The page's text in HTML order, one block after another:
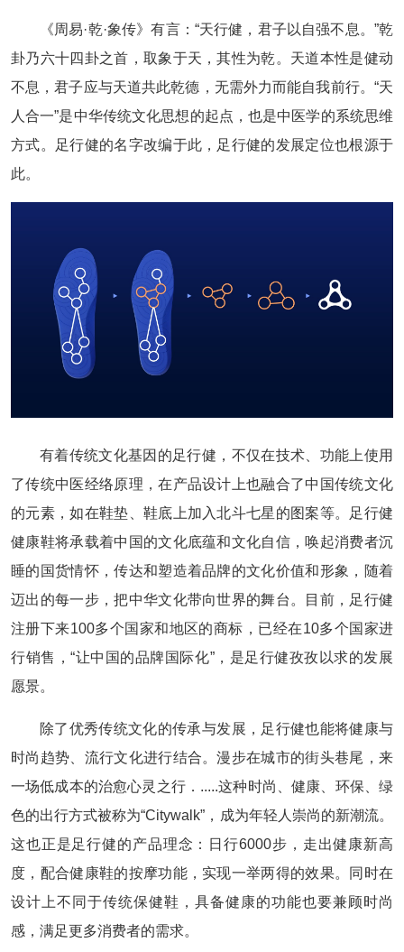
《周易·乾·象传》有言：“天行健，君子以自强不息。”乾
卦乃六十四卦之首，取象于天，其性为乾。天道本性是健动
不息，君子应与天道共此乾德，无需外力而能自我前行。“天
人合一”是中华传统文化思想的起点，也是中医学的系统思维
方式。足行健的名字改编于此，足行健的发展定位也根源于
此。
有着传统文化基因的足行健，不仅在技术、功能上使用
了传统中医经络原理，在产品设计上也融合了中国传统文化
的元素，如在鞋垫、鞋底上加入北斗七星的图案等。足行健
健康鞋将承载着中国的文化底蕴和文化自信，唤起消费者沉
睡的国货情怀，传达和塑造着品牌的文化价值和形象，随着
迈出的每一步，把中华文化带向世界的舞台。目前，足行健
注册下来100多个国家和地区的商标，已经在10多个国家进
行销售，“让中国的品牌国际化”，是足行健孜孜以求的发展
愿景。
除了优秀传统文化的传承与发展，足行健也能将健康与
时尚趋势、流行文化进行结合。漫步在城市的街头巷尾，来
一场低成本的治愈心灵之行．.....这种时尚、健康、环保、绿
色的出行方式被称为“Citywalk”，成为年轻人崇尚的新潮流。
这也正是足行健的产品理念：日行6000步，走出健康新高
度，配合健康鞋的按摩功能，实现一举两得的效果。同时在
设计上不同于传统保健鞋，具备健康的功能也要兼顾时尚
感，满足更多消费者的需求。